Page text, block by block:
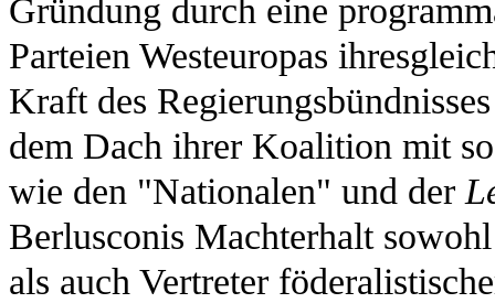
Gründung durch eine
Parteien Westeuropas
Kraft des
dem Dach ihrer Koalition mit
wie den "Nationalen" und der
Berlusconis Machterhalt
als auch Vertreter